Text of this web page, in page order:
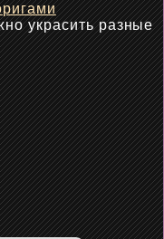
украсить разные